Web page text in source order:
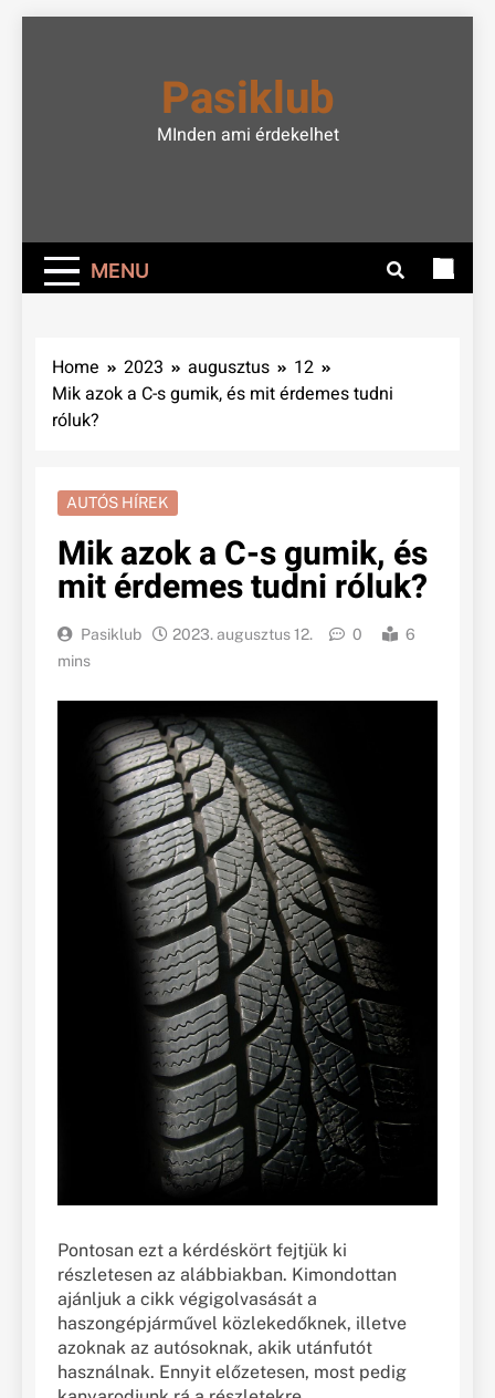
Pasiklub
MInden ami érdekelhet
MENU
Home 2023 augusztus
12
Mik azok a C-s gumik, és mit érdemes tudni
róluk?
AUTÓS HÍREK
Mik azok a C-s gumik, és
mit érdemes tudni róluk?
Pasiklub 2023. augusztus 12. 0
6
mins
Pontosan ezt a kérdéskört fejtjük ki
részletesen az alábbiakban. Kimondottan
ajánljuk a cikk végigolvasását a
haszongépjárművel közlekedőknek, illetve
azoknak az autósoknak, akik utánfutót
használnak. Ennyit előzetesen, most pedig